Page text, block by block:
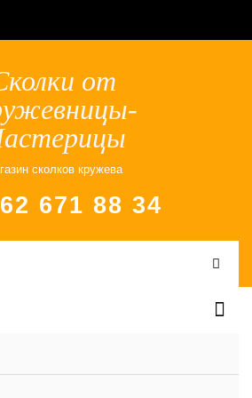
от
сколков кружева
671 88 34